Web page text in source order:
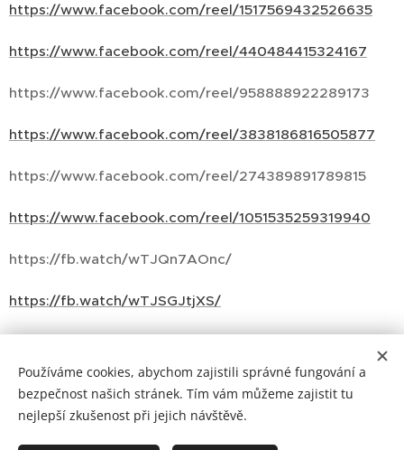
https://www.facebook.com/reel/1517569432526635
https://www.facebook.com/reel/440484415324167
https://www.facebook.com/reel/958888922289173
https://www.facebook.com/reel/3838186816505877
https://www.facebook.com/reel/274389891789815
https://www.facebook.com/reel/1051535259319940
https://fb.watch/wTJQn7AOnc/
https://fb.watch/wTJSGJtjXS/
Používáme cookies, abychom zajistili správné fungování a
bezpečnost našich stránek. Tím vám můžeme zajistit tu
nejlepší zkušenost při jejich návštěvě.